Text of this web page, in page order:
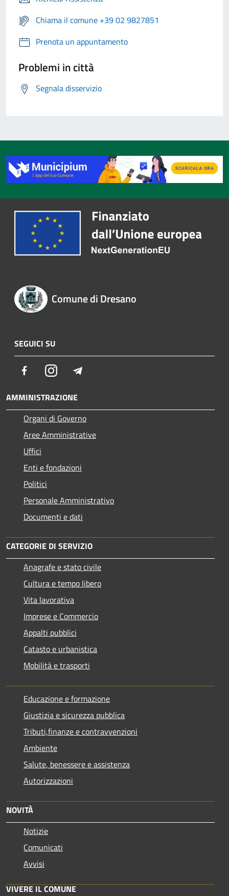
Chiama il comune +39 02 9827851
Prenota un appuntamento
Problemi in città
Segnala disservizio
Comune di Dresano
SEGUICI SU
FacebookInstagram
AMMINISTRAZIONE
Organi di Governo
Aree Amministrative
Uffici
Enti e fondazioni
Politici
Personale Amministrativo
Documenti e dati
CATEGORIE DI SERVIZIO
Anagrafe e stato civile
Cultura e tempo libero
Vita lavorativa
Imprese e Commercio
Appalti pubblici
Catasto e urbanistica
Mobilità e trasporti
Educazione e formazione
Giustizia e sicurezza pubblica
Tributi,finanze e contravvenzioni
Ambiente
Salute, benessere e assistenza
Autorizzazioni
NOVITÀ
Notizie
Comunicati
Avvisi
VIVERE IL COMUNE